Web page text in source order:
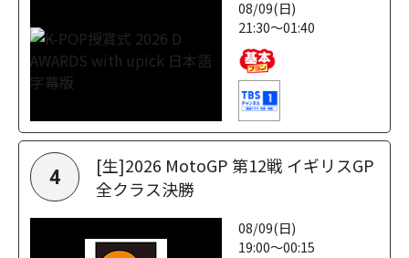
08/09(日)
21:30～01:40
4
[生]2026 MotoGP 第12戦 イギリスGP
全クラス決勝
08/09(日)
19:00～00:15